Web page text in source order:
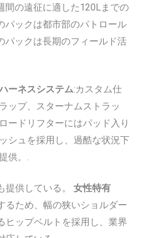
間の遠征に適した120Lまでの
パックは都市部のパトロール
パックは長期のフィールド活
ーネスシステム:カスタム仕
ップ、スターナムストラッ
ードリフターにはパッド入り
シュを採用し、過酷な状況下
供。.
提供している。 女性特有
るため、幅の狭いショルダー
ヒップベルトを採用し、業界